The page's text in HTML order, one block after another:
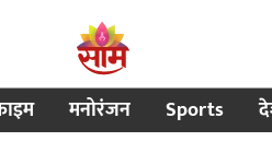
मनोरंजन Sports